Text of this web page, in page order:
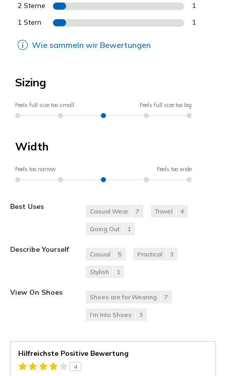
2 Sterne 1
1 Stern 1
Wie sammeln wir Bewertungen
Sizing
Feels full size too small Feels full size too big
Width
Feels too narrow Feels too wide
Best Uses
Casual Wear 7 Travel 4
Going Out 1
Describe Yourself
Casual 5 Practical 3
Stylish 1
View On Shoes
Shoes are for Wearing 7
I'm Into Shoes 3
Hilfreichste Positive Bewertung
4